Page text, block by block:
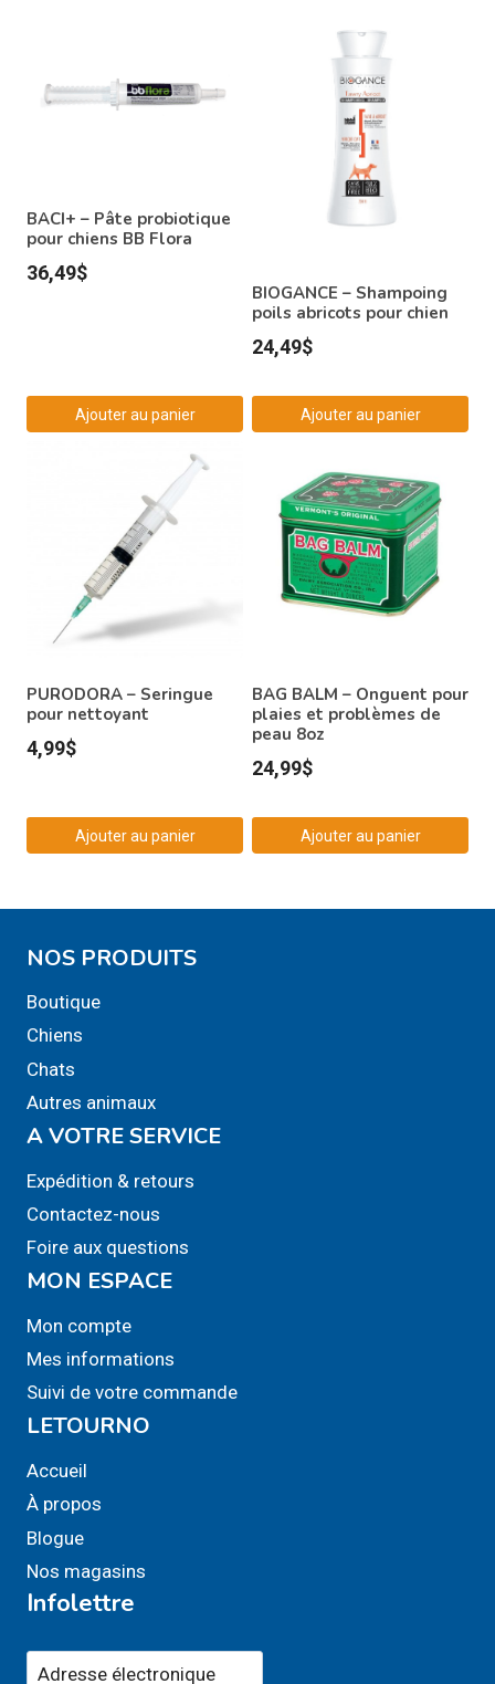
BACI+ – Pâte probiotique
pour chiens BB Flora
36,49$
Ajouter au panier
BIOGANCE – Shampoing
poils abricots pour chien
24,49$
Ajouter au panier
PURODORA – Seringue
pour nettoyant
4,99$
Ajouter au panier
BAG BALM – Onguent pour
plaies et problèmes de
peau 8oz
24,99$
Ajouter au panier
NOS PRODUITS
Boutique
Chiens
Chats
Autres animaux
A VOTRE SERVICE
Expédition & retours
Contactez-nous
Foire aux questions
MON ESPACE
Mon compte
Mes informations
Suivi de votre commande
LETOURNO
Accueil
À propos
Blogue
Nos magasins
Infolettre